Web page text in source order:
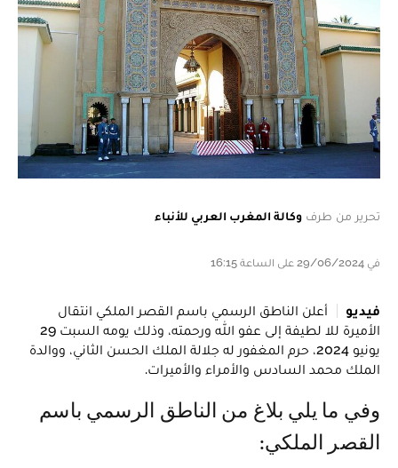
تحرير من طرف وكالة المغرب العربي للأنباء
في 29/06/2024 على الساعة 16:15
فيديو
أعلن الناطق الرسمي باسم القصر الملكي انتقال
الأميرة للا لطيفة إلى عفو الله ورحمته، وذلك يومه السبت 29
يونيو 2024، حرم المغفور له جلالة الملك الحسن الثاني، ووالدة
الملك محمد السادس والأمراء والأميرات.
وفي ما يلي بلاغ من الناطق الرسمي باسم
القصر الملكي: